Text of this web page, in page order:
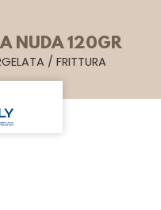
NUDA 120GR
/ FRITTURA